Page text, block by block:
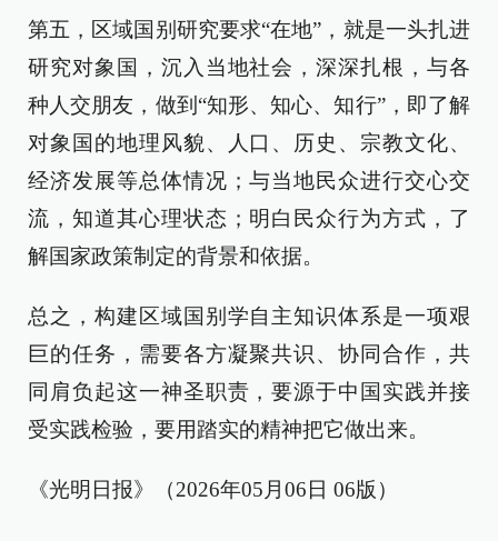
第五，区域国别研究要求“在地”，就是一头扎进
研究对象国，沉入当地社会，深深扎根，与各
种人交朋友，做到“知形、知心、知行”，即了解
对象国的地理风貌、人口、历史、宗教文化、
经济发展等总体情况；与当地民众进行交心交
流，知道其心理状态；明白民众行为方式，了
解国家政策制定的背景和依据。
总之，构建区域国别学自主知识体系是一项艰
巨的任务，需要各方凝聚共识、协同合作，共
同肩负起这一神圣职责，要源于中国实践并接
受实践检验，要用踏实的精神把它做出来。
《光明日报》（2026年05月06日 06版）